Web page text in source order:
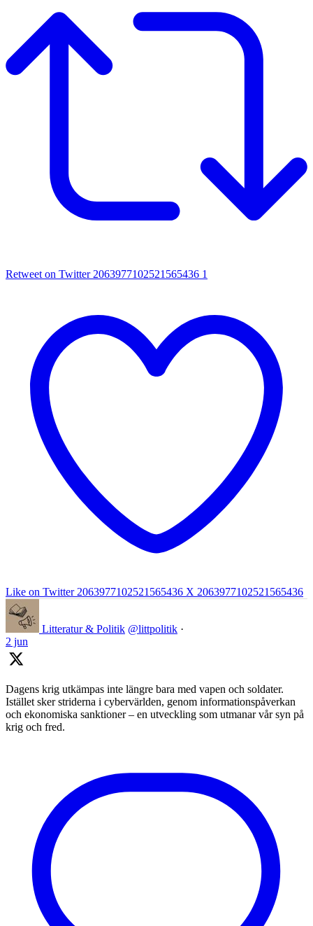
Retweet on Twitter 2063977102521565436 1
Like on Twitter 2063977102521565436 X 2063977102521565436
Litteratur & Politik @littpolitik ·
2 jun
Dagens krig utkämpas inte längre bara med vapen och soldater.
Istället sker striderna i cybervärlden, genom informationspåverkan
och ekonomiska sanktioner – en utveckling som utmanar vår syn på
krig och fred.